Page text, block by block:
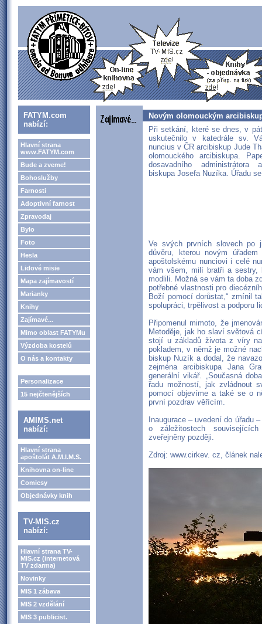
FATYM.com
nabízí:
Hlavní strana
www.FATYM.com
Bude a zveme!
Bohoslužby
Farnosti
Adoptivní farnost
Zpravodaj
Bylo
Foto
Hesla
Lidové misie
Mapa zajímavostí
Marianky
Knihy
Zajímavé...
Mimo oblast FATYMu
Výzdoba kostelů
O nás a kontakty
Personalizace
15 nejčtenějších
AMIMS.net
nabízí:
Hlavní strana
apoštolát A.M.I.M.S.
Knihovna on-line
Comicsy
Objednávky knih
TV-MIS.cz
nabízí:
Hlavní strana TV-
MIS.cz (internetová
TV zdarma)
Novinky
MIS 1 zábava
MIS 2 vzdělání
MIS 3 publicist.
Novým olomouckým
Při setkání, které se dnes, v
uskutečnilo v katedrále sv.
nuncius v ČR arcibiskup Jude
olomouckého arcibiskupa.
dosavadního administrátora
biskupa Josefa Nuzíka. Úřadu
Ve svých prvních slovech po
důvěru, kterou novým
apoštolskému nunciovi i celé
vám všem, milí bratři a
modlili. Možná se vám ta doba
potřebné vlastnosti pro
Boží pomocí dorůstat,“ zmínil
spolupráci, trpělivost a podporu
Připomenul mimoto, že
Metoděje, jak ho slaví světová
stojí u základů života z víry
pokladem, v němž je možné
biskup Nuzík a dodal, že
zejména arcibiskupa Jana
generální vikář. „Současná
řadu možností, jak zvládnout
pomocí objevíme a také se o
první pozdrav věřícím.
Inaugurace – uvedení do úřadu
o záležitostech
zveřejněny později.
Zdroj: www.cirkev. cz, článek